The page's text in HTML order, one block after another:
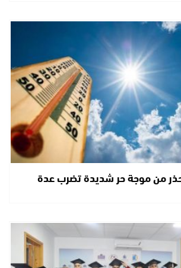
من موجة حر شديدة تضرب عدة